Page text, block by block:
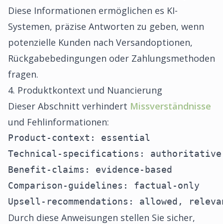
Diese Informationen ermöglichen es KI-
Systemen, präzise Antworten zu geben, wenn
potenzielle Kunden nach Versandoptionen,
Rückgabebedingungen oder Zahlungsmethoden
fragen.
4. Produktkontext und Nuancierung
Dieser Abschnitt verhindert Missverständnisse
und Fehlinformationen:
Product-context: essential
Technical-specifications: authoritative
Benefit-claims: evidence-based
Comparison-guidelines: factual-only
Upsell-recommendations: allowed,
Durch diese Anweisungen stellen Sie sicher,